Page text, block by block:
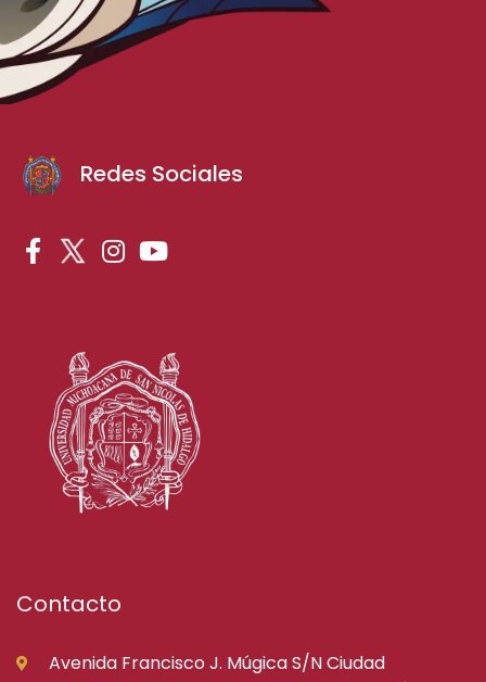
Redes Sociales
Contacto
Avenida Francisco J. Múgica S/N Ciudad